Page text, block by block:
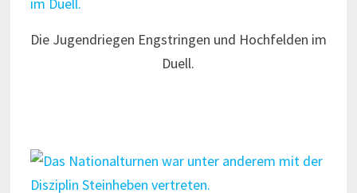
Die Jugendriegen Engstringen und Hochfelden im
Duell.